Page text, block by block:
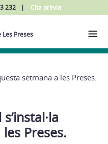
232 Cita prèvia
Preses
setmana a les Preses.
Preses.